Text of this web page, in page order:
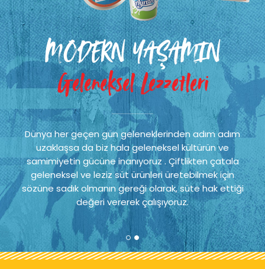
MODERN YAŞAMIN
Geleneksel Lezzetleri
Dünya her geçen gün geleneklerinden adım adım
uzaklaşsa da biz hala geleneksel kültürün ve
samimiyetin gücüne inanıyoruz . Çiftlikten çatala
geleneksel ve leziz süt ürünleri üretebilmek için
sözüne sadık olmanın gereği olarak, süte hak ettiği
değeri vererek çalışıyoruz.